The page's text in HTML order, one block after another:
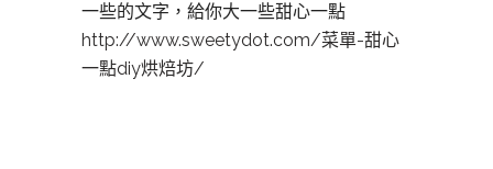
一些的文字，給你大一些甜心一點
http://www.sweetydot.com/菜單-甜心
一點diy烘焙坊/